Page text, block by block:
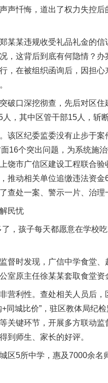
声忏悔，道出了权力失控
某违规收受礼品礼金的信
，这背后到底有何隐情？
，在被组织函询后，因担
口深挖彻查，先后对区住
，其中区管干部15人，斩
区纪委监委没有止步于案
16个突出问题，为系统施
饶市广信区建设工程联合
推动相关单位追缴违法资
查处一案、警示一片、治理
民忧
孩子每天都愿意在学校吃
时发现，广信中学食堂、
室原主任徐某某套取食堂资
利性。查处相关人员后，
同城比价”，驻区教体局纪
关键环节，开展多方联动
到师生、家长的好评。
5所中学，惠及7000余名